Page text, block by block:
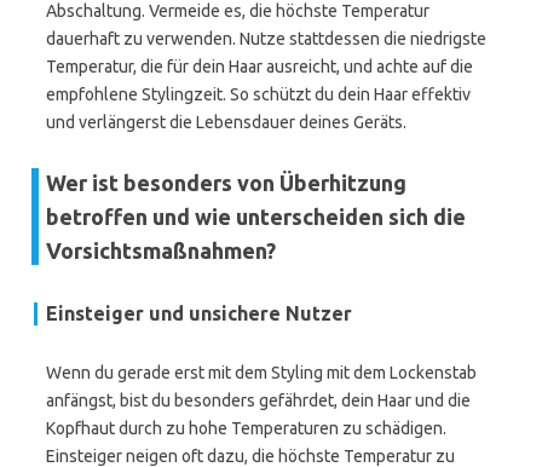
Abschaltung. Vermeide es, die höchste Temperatur
dauerhaft zu verwenden. Nutze stattdessen die niedrigste
Temperatur, die für dein Haar ausreicht, und achte auf die
empfohlene Stylingzeit. So schützt du dein Haar effektiv
und verlängerst die Lebensdauer deines Geräts.
Wer ist besonders von Überhitzung
betroffen und wie unterscheiden sich die
Vorsichtsmaßnahmen?
Einsteiger und unsichere Nutzer
Wenn du gerade erst mit dem Styling mit dem Lockenstab
anfängst, bist du besonders gefährdet, dein Haar und die
Kopfhaut durch zu hohe Temperaturen zu schädigen.
Einsteiger neigen oft dazu, die höchste Temperatur zu